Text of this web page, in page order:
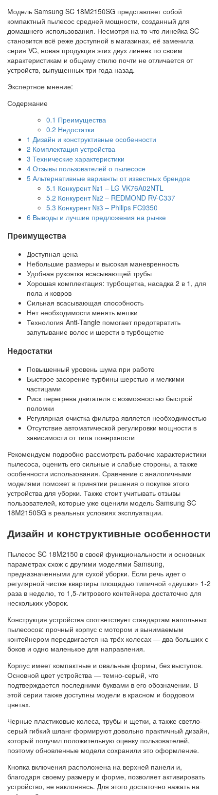
Модель Samsung SC 18M2150SG представляет собой
компактный пылесос средней мощности, созданный для
домашнего использования. Несмотря на то что линейка SC
становится всё реже доступной в магазинах, её заменила
серия VC, новая продукция этих двух линеек по своим
характеристикам и общему стилю почти не отличается от
устройств, выпущенных три года назад.
Экспертное мнение:
Содержание
0.1 Преимущества
0.2 Недостатки
1 Дизайн и конструктивные особенности
2 Комплектация устройства
3 Технические характеристики
4 Отзывы пользователей о пылесосе
5 Альтернативные варианты от известных брендов
5.1 Конкурент №1 – LG VK76A02NTL
5.2 Конкурент №2 – REDMOND RV-C337
5.3 Конкурент №3 – Philips FC9350
6 Выводы и лучшие предложения на рынке
Преимущества
Доступная цена
Небольшие размеры и высокая маневренность
Удобная рукоятка всасывающей трубы
Хорошая комплектация: турбощетка, насадка 2 в 1, для
пола и ковров
Сильная всасывающая способность
Нет необходимости менять мешки
Технология Anti-Tangle помогает предотвратить
запутывание волос и шерсти в турбощетке
Недостатки
Повышенный уровень шума при работе
Быстрое засорение турбины шерстью и мелкими
частицами
Риск перегрева двигателя с возможностью быстрой
поломки
Регулярная очистка фильтра является необходимостью
Отсутствие автоматической регулировки мощности в
зависимости от типа поверхности
Рекомендуем подробно рассмотреть рабочие характеристики
пылесоса, оценить его сильные и слабые стороны, а также
особенности использования. Сравнение с аналогичными
моделями поможет в принятии решения о покупке этого
устройства для уборки. Также стоит учитывать отзывы
пользователей, которые уже оценили модель Samsung SC
18M2150SG в реальных условиях эксплуатации.
Дизайн и конструктивные особенности
Пылесос SC 18M2150 в своей функциональности и основных
параметрах схож с другими моделями Samsung,
предназначенными для сухой уборки. Если речь идет о
регулярной чистке квартиры площадью типичной «двушки» 1-2
раза в неделю, то 1,5-литрового контейнера достаточно для
нескольких уборок.
Конструкция устройства соответствует стандартам напольных
пылесосов: прочный корпус с мотором и вынимаемым
контейнером передвигается на трёх колесах — два больших с
боков и одно маленькое для направления.
Корпус имеет компактные и овальные формы, без выступов.
Основной цвет устройства — темно-серый, что
подтверждается последними буквами в его обозначении. В
этой серии также доступны модели в красном и бордовом
цветах.
Черные пластиковые колеса, трубы и щетки, а также светло-
серый гибкий шланг формируют довольно практичный дизайн,
который получил положительную оценку пользователей,
поэтому обновленные модели сохранили это оформление.
Кнопка включения расположена на верхней панели и,
благодаря своему размеру и форме, позволяет активировать
устройство, не наклоняясь. Для этого достаточно нажать на